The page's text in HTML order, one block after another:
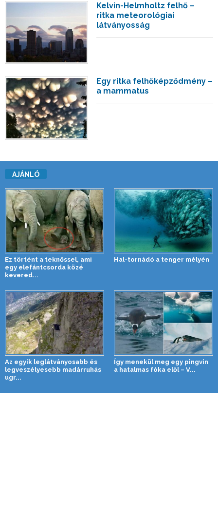
Kelvin-Helmholtz felhő –
ritka meteorológiai
látványosság
Egy ritka felhőképződmény –
a mammatus
AJÁNLÓ
Ez történt a teknőssel, ami
egy elefántcsorda közé
kevered...
Hal-tornádó a tenger mélyén
Az egyik leglátványosabb és
legveszélyesebb madárruhás
ugr...
Így menekül meg egy pingvin
a hatalmas fóka elől – V...